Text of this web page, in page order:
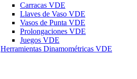
Carracas VDE
Llaves de Vaso VDE
Vasos de Punta VDE
Prolongaciones VDE
Juegos VDE
Herramientas Dinamométricas VDE